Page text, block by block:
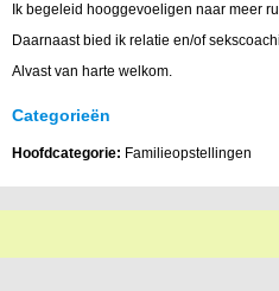
Ik begeleid hooggevoeligen naar meer
Daarnaast bied ik relatie en/of
Alvast van harte welkom.
Categorieën
Hoofdcategorie: Familieopstellingen